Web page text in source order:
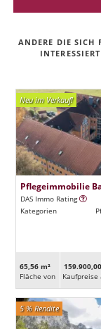
ANDERE DIE SICH
Neu im Verkauf!
Pflegeimmobilie
DAS Immo Rating
Kategorien
65,56 m²
Fläche von
Kaufpreise
5 % Rendite